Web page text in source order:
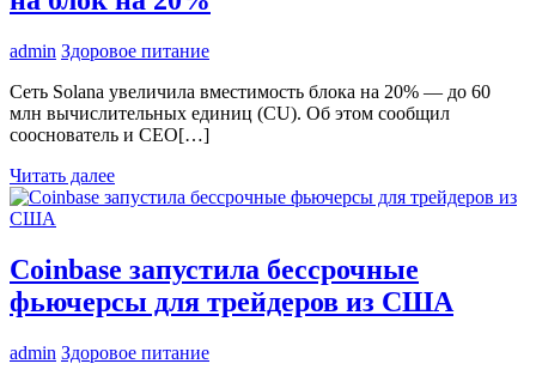
admin Здоровое питание
Сеть Solana увеличила вместимость блока на 20% — до 60
млн вычислительных единиц (CU). Об этом сообщил
сооснователь и CEO[…]
Читать далее
Coinbase запустила бессрочные
фьючерсы для трейдеров из США
admin Здоровое питание